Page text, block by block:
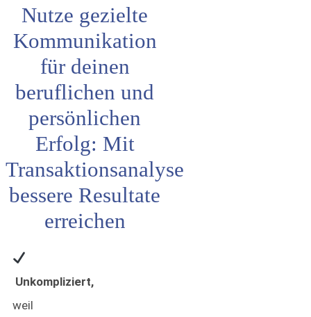
Nutze gezielte
Kommunikation
für deinen
beruflichen und
persönlichen
Erfolg: Mit
Transaktionsanalyse
bessere Resultate
erreichen
Unkompliziert,
weil